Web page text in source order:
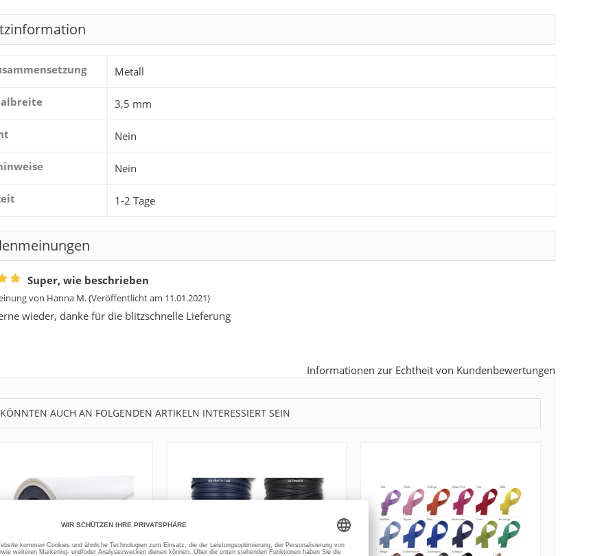
Metall
3,5 mm
Nein
Nein
1-2 Tage
Super, wie beschrieben
von Hanna M.(Veröffentlicht am 11.01.2021)
wieder, danke für die blitzschnelle Lieferung
Informationen zur Echtheit von Kundenbewertungen
AUCH AN FOLGENDEN ARTIKELN INTERESSIERT SEIN